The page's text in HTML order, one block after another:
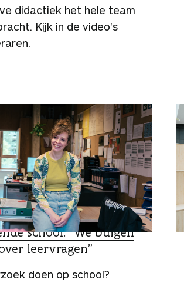
didactiek het hele team
Kijk in de video's
school: “We buigen
leervragen”
doen op school?